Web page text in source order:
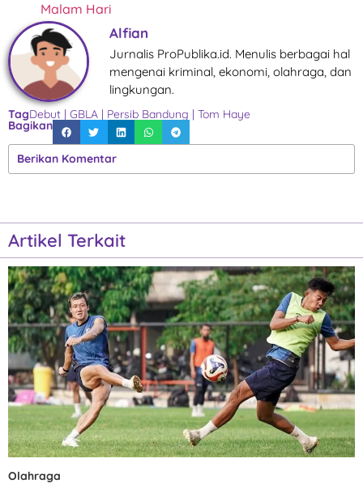
Malam Hari
Alfian
Jurnalis ProPublika.id. Menulis berbagai hal
mengenai kriminal, ekonomi, olahraga, dan
lingkungan.
TagDebut | GBLA | Persib Bandung | Tom Haye
Bagikan
Berikan Komentar
Artikel Terkait
Olahraga